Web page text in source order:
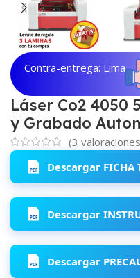
Contra-entrega: Lima
Láser Co2 4050
y Grabado
(3
Descargar FICHA
Descargar
Descargar